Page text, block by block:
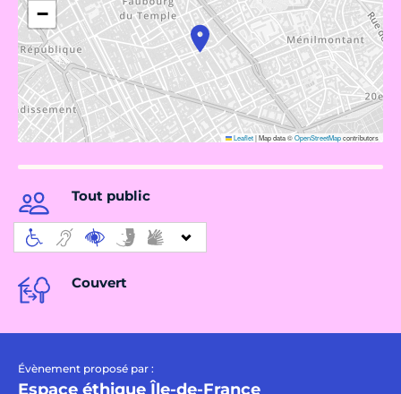
−
Leaflet|Map data ©OpenStreetMapcontributors
Tout public
Couvert
Évènement proposé par :
Espace éthique Île-de-France